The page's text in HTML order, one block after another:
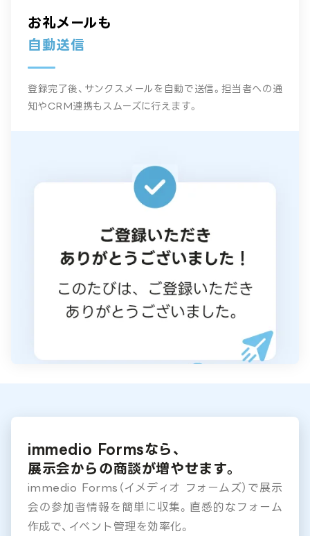
お礼メールも
自動送信
登録完了後、サンクスメールを自動で送信。担当者への通
知やCRM連携もスムーズに行えます。
immedio Formsなら、
展示会からの商談が増やせます。
immedio Forms（イメディオ フォームズ）で展示
会の参加者情報を簡単に収集。直感的なフォーム
作成で、イベント管理を効率化。